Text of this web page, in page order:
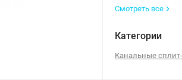
Смотреть все
Категории
Канальные